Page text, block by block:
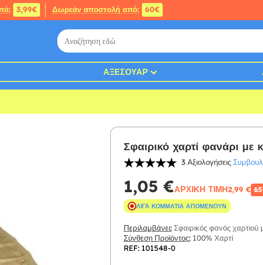
3,99€ Δωρεάν αποστολή από: 60€
ΑΞΕΣΟΥΆΡ
Σφαιρικό χαρτί φανάρι
3 Αξιολογήσεις
1,05 €ΑΡΧΙΚΉ ΤΙΜΉ2,99 €
ΛΊΓΑ ΚΟΜΜΆΤΙΑ ΑΠΟΜΈΝΟΥΝ
Περιλαμβάνει:Σφαιρικός φανός χαρτιού
Σύνθεση Προϊόντος:100% Χαρτί
REF: 101548-0